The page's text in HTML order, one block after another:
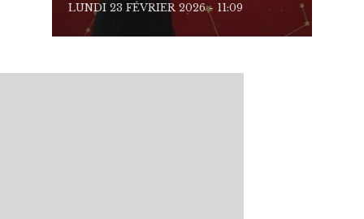
LUNDI 23 FÉVRIER 2026 - 11:09